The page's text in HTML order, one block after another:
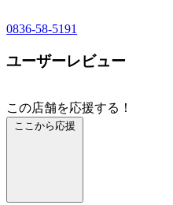
0836-58-5191
ユーザーレビュー
この店舗を応援する！
ここから応援